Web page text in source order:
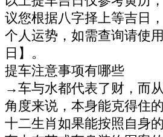
议您根据八字择上等吉日
个人运势，如需查询请使
日】。
提车注意事项有哪些
→车与水都代表了财，而
角度来说，本身能克得住
十二生肖如果能按照自身